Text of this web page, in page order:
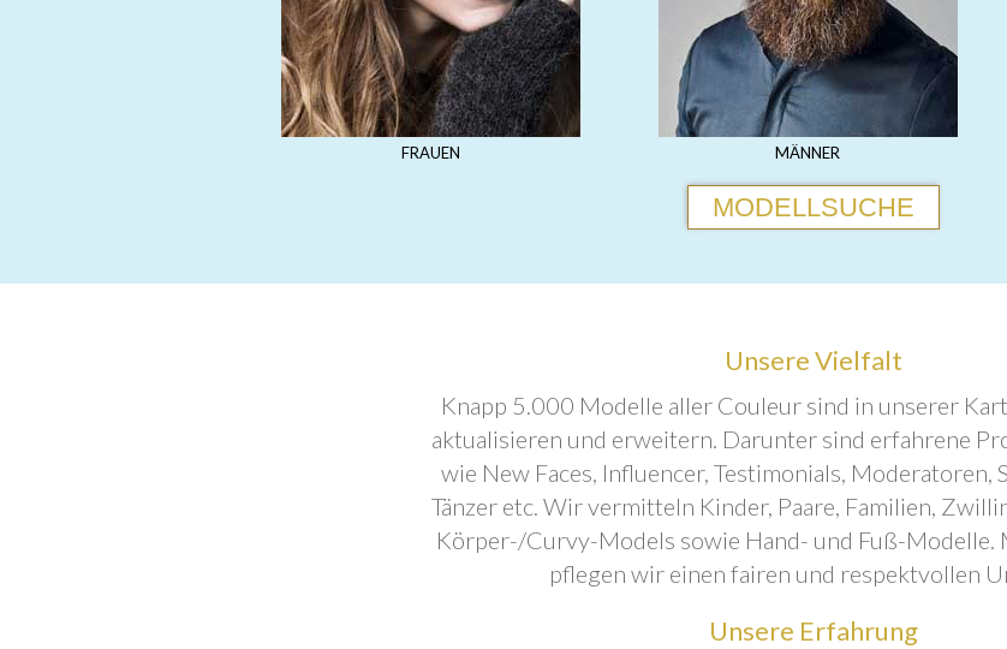
FRAUEN MÄNNER
MODELLSUCHE
Unsere Vielfalt
Knapp 5.000 Modelle aller Couleur sind in unserer
aktualisieren und erweitern. Darunter sind erfahrene
wie New Faces, Influencer, Testimonials, Moderatoren,
Tänzer etc. Wir vermitteln Kinder, Paare, Familien,
Körper-/Curvy-Models sowie Hand- und Fuß-Modelle.
pflegen wir einen fairen und respektvollen
Unsere Erfahrung